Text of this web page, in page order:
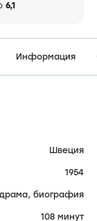
6,1
Информация
Швеция
1954
биография
108 минут